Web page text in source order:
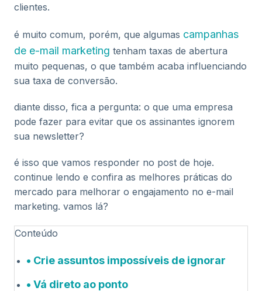
clientes.
é muito comum, porém, que algumas campanhas
de e-mail marketing tenham taxas de abertura
muito pequenas, o que também acaba influenciando
sua taxa de conversão.
diante disso, fica a pergunta: o que uma empresa
pode fazer para evitar que os assinantes ignorem
sua newsletter?
é isso que vamos responder no post de hoje.
continue lendo e confira as melhores práticas do
mercado para melhorar o engajamento no e-mail
marketing. vamos lá?
Conteúdo
Crie assuntos impossíveis de ignorar
Vá direto ao ponto